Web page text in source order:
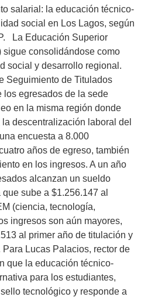
salarial: la educación técnico-
social en Los Lagos, según
La Educación Superior
consolidándose como
social y desarrollo regional.
Seguimiento de Titulados
los egresados de la sede
en la misma región donde
descentralización laboral del
encuesta a 8.000
años de egreso, también
en los ingresos. A un año
alcanzan un sueldo
sube a $1.256.147 al
(ciencia, tecnología,
ingresos son aún mayores,
al primer año de titulación y
Lucas Palacios, rector de
que la educación técnico-
para los estudiantes,
tecnológico y responde a